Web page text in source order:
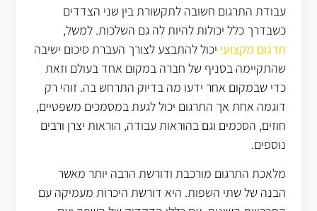
עבודת התרגום חשובה לתקשורת בין שני הצדדים
כשבדרך כלל יכולות להיות לה גם השלכות. למשל,
תרגום מקצועי יכול להתבצע לצורך העברת סיכום ישיבה
שהתקיימה בסניף של חברה במקום אחד בעולם וזאת
כדי שבמקום אחר ידעו מה בדיוק התרחש בה. זוהי רק
דוגמה אחת אך התרגום יכול לגעת במסמכים משפטיים,
חוזים, הסכמים וגם בהוראות עבודה, הוראות יצרן ורבים
נוספים.
מלאכת התרגום מורכבת ודורשת הרבה יותר מאשר
הבנה של שתי השפות. היא דורשת היכרות מעמיקה עם